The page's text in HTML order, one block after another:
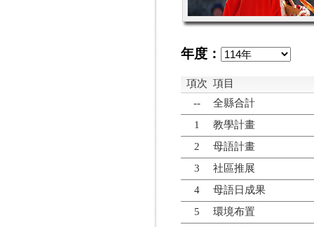
年度：
項次 項目
--
全縣合計
1
教學計畫
2
母語計畫
3
社區推展
4
母語日成果
5
環境布置